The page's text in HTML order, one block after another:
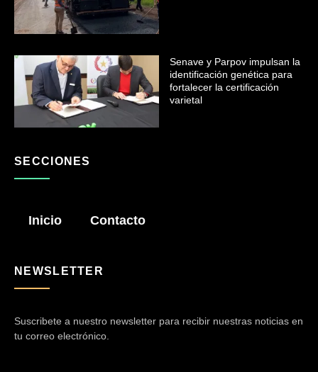
Senave y Parpov impulsan la
identificación genética para
fortalecer la certificación
varietal
SECCIONES
Inicio Contacto
NEWSLETTER
Suscribete a nuestro newsletter para recibir nuestras noticias en
tu correo electrónico.